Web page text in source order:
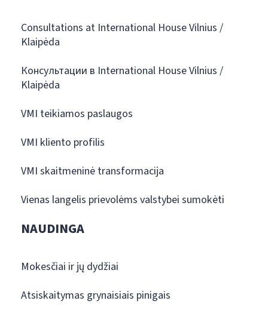
Consultations at International House Vilnius /
Klaipėda
Консультации в International House Vilnius /
Klaipėda
VMI teikiamos paslaugos
VMI kliento profilis
VMI skaitmeninė transformacija
Vienas langelis prievolėms valstybei sumokėti
NAUDINGA
Mokesčiai ir jų dydžiai
Atsiskaitymas grynaisiais pinigais